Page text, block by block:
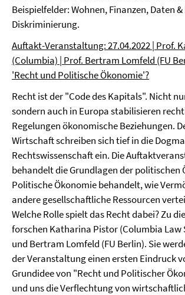
Beispielfelder: Wohnen, Finanzen, Daten
Diskriminierung.
Auftakt-Veranstaltung: 27.04.2022 | Prof.
(Columbia) | Prof. Bertram Lomfeld (FU
'Recht und Politische Ökonomie'?
Recht ist der "Code des Kapitals". Nicht
sondern auch in Europa stabilisieren
Regelungen ökonomische Beziehungen.
Wirtschaft schreiben sich tief in die
Rechtswissenschaft ein. Die
behandelt die Grundlagen der politischen
Politische Ökonomie behandelt, wie
andere gesellschaftliche Ressourcen
Welche Rolle spielt das Recht dabei? Zu
forschen Katharina Pistor (Columbia Law
und Bertram Lomfeld (FU Berlin). Sie
der Veranstaltung einen ersten Eindruck
Grundidee von "Recht und Politischer
und uns die Verflechtung von